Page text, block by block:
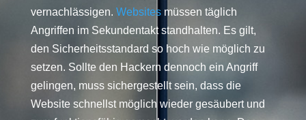
vernachlässigen. Websitesmüssen täglich
Angriffen im Sekundentakt standhalten. Es gilt,
den Sicherheitsstandard so hoch wie möglich zu
setzen. Sollte den Hackern dennoch ein Angriff
gelingen, muss sichergestellt sein, dass die
Website schnellst möglich wieder gesäubert und